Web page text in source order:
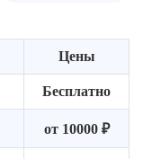
Цены
Бесплатно
от 10000 ₽